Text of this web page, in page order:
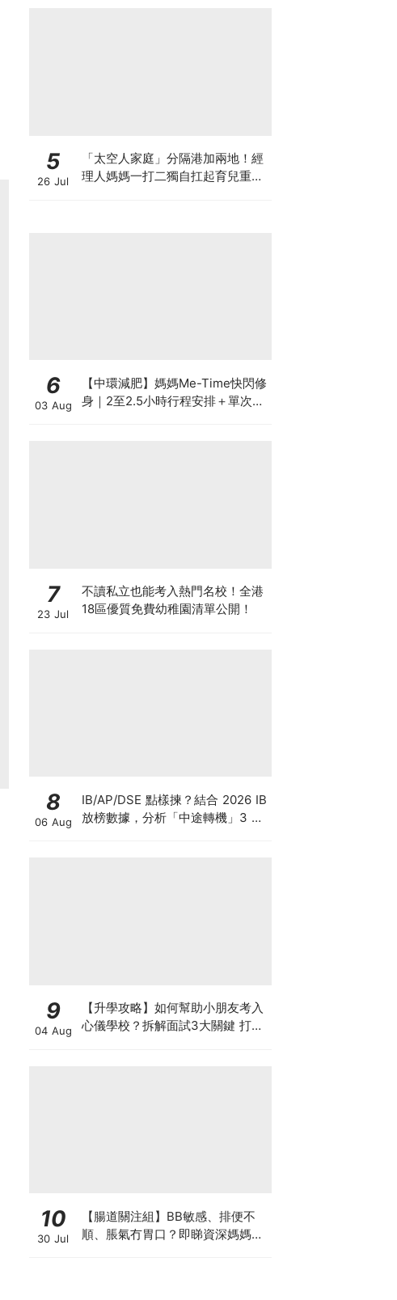
5
26 Jul
「太空人家庭」分隔港加兩地！經
理人媽媽一打二獨自扛起育兒重
6
03 Aug
【中環減肥】媽媽Me-Time快閃修
身｜2至2.5小時行程安排＋單次收
7
23 Jul
不讀私立也能考入熱門名校！全港
18區優質免費幼稚園清單公開！
8
06 Aug
IB/AP/DSE 點樣揀？結合 2026 IB
放榜數據，分析「中途轉機」3 大
9
04 Aug
【升學攻略】如何幫助小朋友考入
心儀學校？拆解面試3大關鍵 打好
10
30 Jul
【腸道關注組】BB敏感、排便不
順、脹氣冇胃口？即睇資深媽媽分